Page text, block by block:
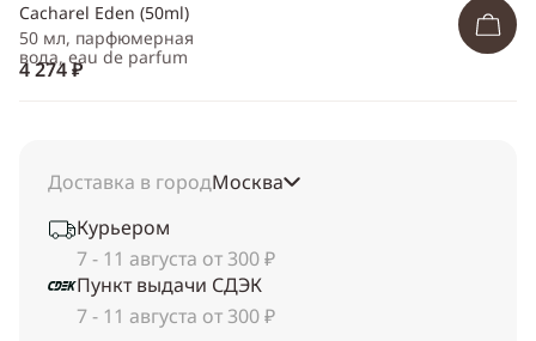
Cacharel Eden (50ml)
50 мл, парфюмерная
вода, eau de parfum
4 274 ₽
Доставка в городМосква
Курьером
7 - 11 августа от 300 ₽
Пункт выдачи СДЭК
7 - 11 августа от 300 ₽